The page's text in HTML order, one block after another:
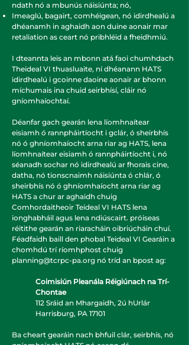
ndath nó a mbunús náisiúnta; nó,
Imeaglú, bagairt, comhéigean, nó idirdhealú a
dhéanamh in aghaidh aon duine aonair mar
retaliation as ceart nó pribhléid a fheidhmiú.
I dteannta leis an mbonn atá faoi chumhdach
Theideal VI thuasluaite, ní dhéanann HATS
idirdhealú i gcoinne daoine aonair ar bhonn
míchumais ina chuid seirbhísí, cláir nó
gníomhaíochtaí.
Déanfar gach gearán lena líomhnaítear
eisiamh ó rannpháirtíocht i gclár, ó sheirbhís
nó ó ghníomhaíocht arna riar ag HATS, lena
líomhnaítear eisiamh ó rannpháirtíocht i, nó
séanadh sochar nó idirdhealú ar fhorais cine,
datha, nó tionscnaimh náisiúnta ó chlár, ó
sheirbhís nó ó ghníomhaíocht arna riar ag
HATS a chur ar aghaidh chuig
Comhordaitheoir Teideal VI HATS lena
ionghabháil agus lena ndiúscairt. próiseas
réitithe gearán an riaracháin oibriúcháin chuí.
Féadfaidh baill den phobal Teideal VI Gearáin a
chomhdú trí ríomhphost chuig
planning@tcrpc-pa.org nó tríd an bpost ag:
Coimisiún Pleanála Réigiúnach na Trí-
Chontae
112 Sráid an Mhargaidh, 2ú hUrlár
Harrisburg, PA 17101
Ba cheart gearáin nach bhfuil clár, seirbhís, nó